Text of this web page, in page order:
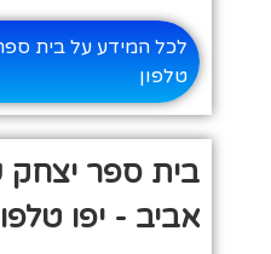
לכל המידע על בית ספר
טלפון
בית ספר יצחק
אביב - יפו טלפון